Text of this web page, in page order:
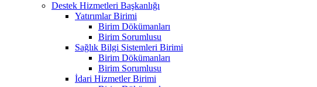
Destek Hizmetleri Başkanlığı
Yatırımlar Birimi
Birim Dökümanları
Birim Sorumlusu
Sağlık Bilgi Sistemleri Birimi
Birim Dökümanları
Birim Sorumlusu
İdari Hizmetler Birimi